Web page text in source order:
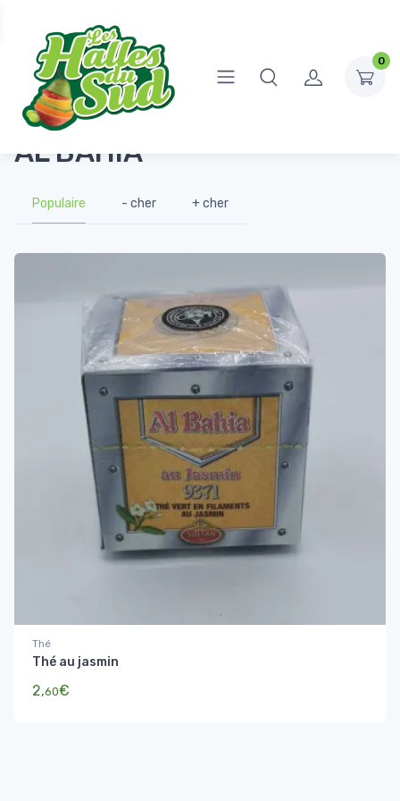
0
Accueil Produits identifiés “AL BAHIA”
AL BAHIA
Populaire - cher + cher
Thé
Thé au jasmin
2,60€